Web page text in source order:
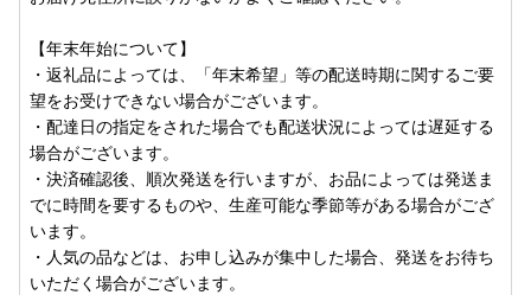
【年末年始について】
・返礼品によっては、「年末希望」等の配送時期に関するご要
望をお受けできない場合がございます。
・配達日の指定をされた場合でも配送状況によっては遅延する
場合がございます。
・決済確認後、順次発送を行いますが、お品によっては発送ま
でに時間を要するものや、生産可能な季節等がある場合がござ
います。
・人気の品などは、お申し込みが集中した場合、発送をお待ち
いただく場合がございます。